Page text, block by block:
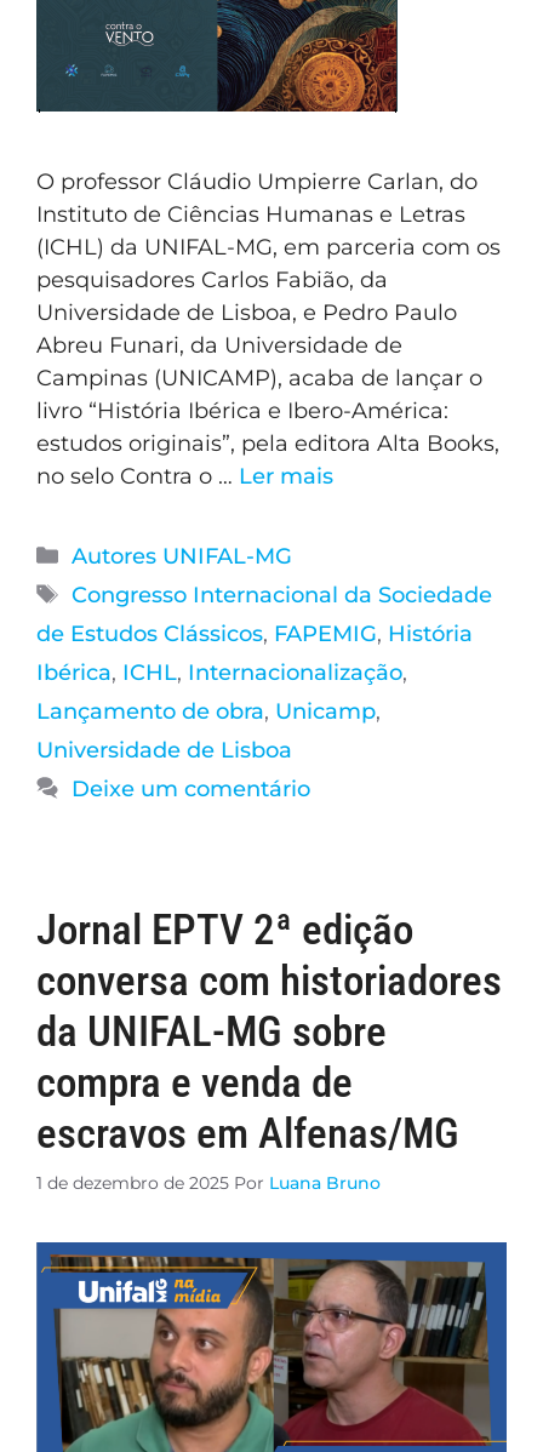
O professor Cláudio Umpierre Carlan, do
Instituto de Ciências Humanas e Letras
(ICHL) da UNIFAL-MG, em parceria com os
pesquisadores Carlos Fabião, da
Universidade de Lisboa, e Pedro Paulo
Abreu Funari, da Universidade de
Campinas (UNICAMP), acaba de lançar o
livro “História Ibérica e Ibero-América:
estudos originais”, pela editora Alta Books,
no selo Contra o … Ler mais
Autores UNIFAL-MG
Congresso Internacional da Sociedade
de Estudos Clássicos, FAPEMIG, História
Ibérica, ICHL, Internacionalização,
Lançamento de obra, Unicamp,
Universidade de Lisboa
Deixe um comentário
Jornal EPTV 2ª edição
conversa com historiadores
da UNIFAL-MG sobre
compra e venda de
escravos em Alfenas/MG
1 de dezembro de 2025 Por Luana Bruno